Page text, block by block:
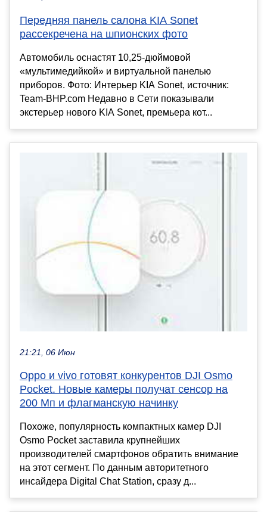
Передняя панель салона KIA Sonet
рассекречена на шпионских фото
Автомобиль оснастят 10,25-дюймовой
«мультимедийкой» и виртуальной панелью
приборов. Фото: Интерьер KIA Sonet, источник:
Team-BHP.com Недавно в Сети показывали
экстерьер нового KIA Sonet, премьера кот...
21:21, 06 Июн
Oppo и vivo готовят конкурентов DJI Osmo
Pocket. Новые камеры получат сенсор на
200 Мп и флагманскую начинку
Похоже, популярность компактных камер DJI
Osmo Pocket заставила крупнейших
производителей смартфонов обратить внимание
на этот сегмент. По данным авторитетного
инсайдера Digital Chat Station, сразу д...